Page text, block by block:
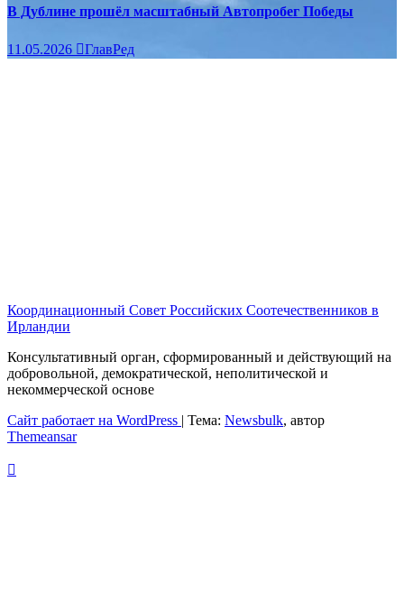
В Дублине прошёл масштабный Автопробег Победы
11.05.2026 ГлавРед
Координационный Совет Российских Соотечественников в
Ирландии
Консультативный орган, сформированный и действующий на
добровольной, демократической, неполитической и
некоммерческой основе
Сайт работает на WordPress | Тема: Newsbulk, автор
Themeansar